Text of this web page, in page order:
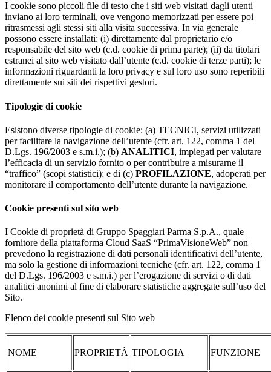
I cookie sono piccoli file di testo che i siti web visitati dagli utenti
inviano ai loro terminali, ove vengono memorizzati per essere poi
ritrasmessi agli stessi siti alla visita successiva. In via generale
possono essere installati: (i) direttamente dal proprietario e/o
responsabile del sito web (c.d. cookie di prima parte); (ii) da titolari
estranei al sito web visitato dall’utente (c.d. cookie di terze parti); le
informazioni riguardanti la loro privacy e sul loro uso sono reperibili
direttamente sui siti dei rispettivi gestori.
Tipologie di cookie
Esistono diverse tipologie di cookie: (a) TECNICI, servizi utilizzati
per facilitare la navigazione dell’utente (cfr. art. 122, comma 1 del
D.Lgs. 196/2003 e s.m.i.); (b) ANALITICI, impiegati per valutare
l’efficacia di un servizio fornito o per contribuire a misurarne il
“traffico” (scopi statistici); e di (c) PROFILAZIONE, adoperati per
monitorare il comportamento dell’utente durante la navigazione.
Cookie presenti sul sito web
I Cookie di proprietà di Gruppo Spaggiari Parma S.p.A., quale
fornitore della piattaforma Cloud SaaS “PrimaVisioneWeb” non
prevedono la registrazione di dati personali identificativi dell’utente,
ma solo la gestione di informazioni tecniche (cfr. art. 122, comma 1
del D.Lgs. 196/2003 e s.m.i.) per l’erogazione di servizi o di dati
analitici anonimi al fine di elaborare statistiche aggregate sull’uso del
Sito.
Elenco dei cookie presenti sul Sito web
NOME PROPRIETÀ TIPOLOGIA FUNZIONE